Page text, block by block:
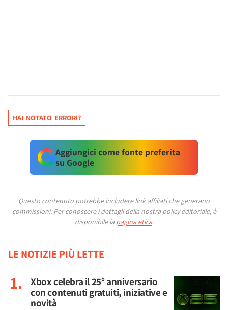
HAI NOTATO ERRORI?
Aggiungici come fonte preferita
su Google
Questo contenuto potrebbe includere link affiliati che generano
commissioni. Per conoscere i dettagli della nostra policy editoriale, è
disponibile la pagina etica.
LE NOTIZIE PIÙ LETTE
Xbox celebra il 25° anniversario
con contenuti gratuiti, iniziative e
novità